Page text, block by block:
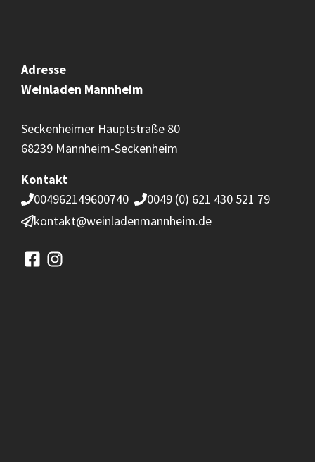
Adresse
Weinladen Mannheim
Seckenheimer Hauptstraße 80
68239 Mannheim-Seckenheim
Kontakt
004962149600740
0049 (0) 621 430 521 79
kontakt@weinladenmannheim.de